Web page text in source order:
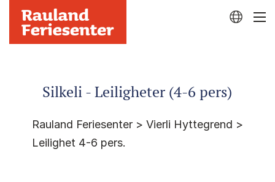
Silkeli - Leiligheter (4-6 pers)
Rauland Feriesenter > Vierli Hyttegrend >
Leilighet 4-6 pers.